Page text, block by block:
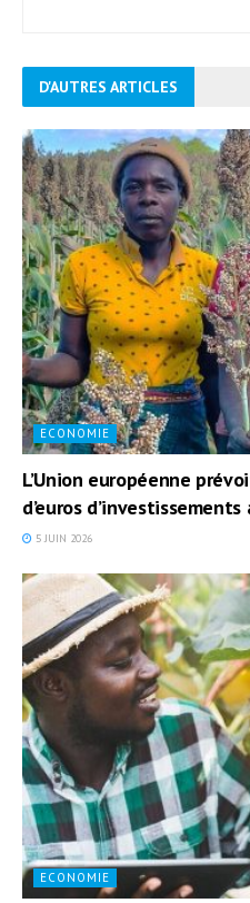
D'AUTRES ARTICLES
ECONOMIE
L’Union européenne
d’euros
5 JUIN 2026
ECONOMIE